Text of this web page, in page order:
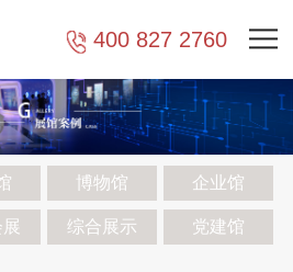
400 827 2760
博物馆 企业馆
综合展示 党建馆